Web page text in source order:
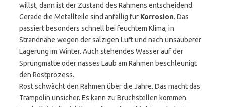
willst, dann ist der Zustand des Rahmens entscheidend.
Gerade die Metallteile sind anfällig für Korrosion. Das
passiert besonders schnell bei feuchtem Klima, in
Strandnähe wegen der salzigen Luft und nach unsauberer
Lagerung im Winter. Auch stehendes Wasser auf der
Sprungmatte oder nasses Laub am Rahmen beschleunigt
den Rostprozess.
Rost schwächt den Rahmen über die Jahre. Das macht das
Trampolin unsicher. Es kann zu Bruchstellen kommen.